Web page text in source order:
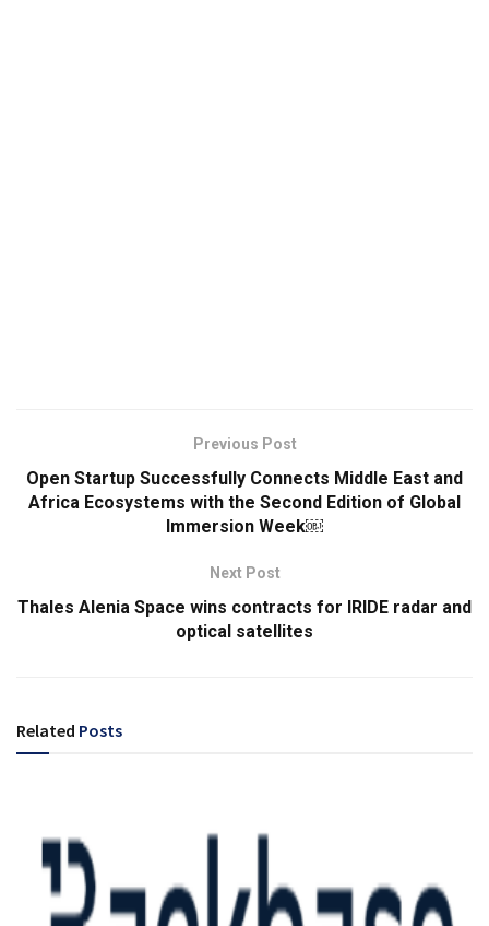
Previous Post
Open Startup Successfully Connects Middle East and
Africa Ecosystems with the Second Edition of Global
Immersion Week￼
Next Post
Thales Alenia Space wins contracts for IRIDE radar and
optical satellites
Related Posts